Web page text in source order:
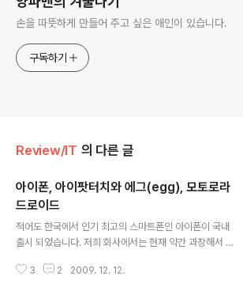
손을 따뜻하게 만들어 주고 싶은 애인이 있습니다.
구독하기
Review/IT 의 다른 글
아이폰, 아이팟터치와 에그(egg), 모토로라
드로이드
적어도 한국에서 인기 최고의 스마트폰인 아이폰이 국내
출시 되었습니다. 저희 회사에서는 현재 약간 과장해서 아
사람만이 있을 정도로 인기가 하늘을 찌르고 있습니다. 저
3 2 2009. 12. 12.